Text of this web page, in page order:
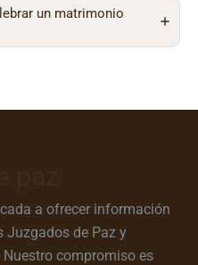
un matrimonio
a ofrecer información
Juzgados de Paz y
compromiso es